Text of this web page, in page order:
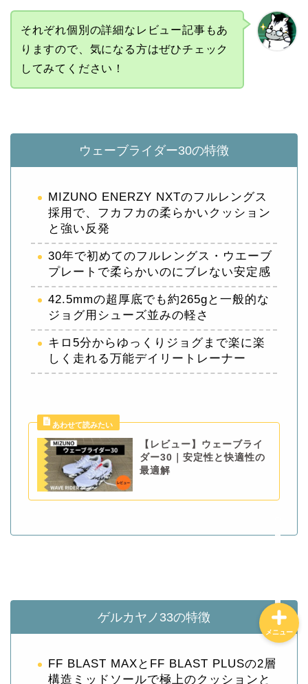
それぞれ個別の詳細なレビュー記事もあ
りますので、気になる方はぜひチェック
してみてください！
ウェーブライダー30の特徴
MIZUNO ENERZY NXTのフルレングス
採用で、フカフカの柔らかいクッション
と強い反発
30年で初めてのフルレングス・ウエーブ
プレートで柔らかいのにブレない安定感
42.5mmの超厚底でも約265gと一般的な
ジョグ用シューズ並みの軽さ
キロ5分からゆっくりジョグまで楽に楽
しく走れる万能デイリートレーナー
【レビュー】ウェーブライ
ダー30｜安定性と快適性の
最適解
ゲルカヤノ33の特徴
FF BLAST MAXとFF BLAST PLUSの2層
構造ミッドソールで極上のクッションと
メニュー
ホーム
特定商取引法に基づく表記
プライバシーポリシー